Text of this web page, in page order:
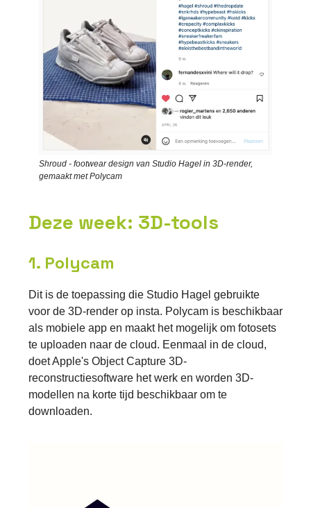
Shroud - footwear design van Studio Hagel in 3D-render,
gemaakt met Polycam
Deze week: 3D-tools
1. Polycam
Dit is de toepassing die Studio Hagel gebruikte
voor de 3D-render op insta. Polycam is beschikbaar
als mobiele app en maakt het mogelijk om fotosets
te uploaden naar de cloud. Eenmaal in de cloud,
doet Apple's Object Capture 3D-
reconstructiesoftware het werk en worden 3D-
modellen na korte tijd beschikbaar om te
downloaden.